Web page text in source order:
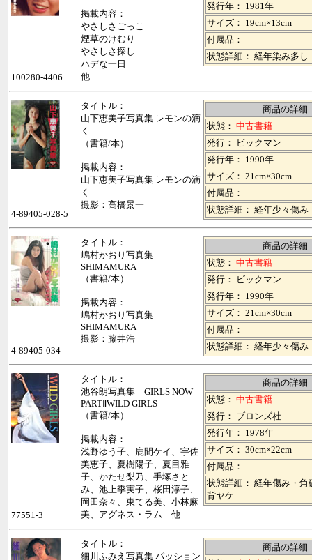
掲載内容：
やさしさごっこ
煙草のけむり
やさしさ探し
ハデな一日
他
発行年： 1981年
サイズ： 19cm×13cm
付属品：
状態詳細： 経年染み多し
100280-4406
タイトル：
山下恵美子写真集 レモンの滴
く
（書籍/本）
掲載内容：
山下恵美子写真集 レモンの滴
く
撮影：高橋景一
商品の詳細
状態： 中古書籍
発行： ビックマン
発行年： 1990年
サイズ： 21cm×30cm
付属品：
状態詳細： 経年少々傷み
4-89405-028-5
タイトル：
嶋村かおり写真集
SHIMAMURA
（書籍/本）
掲載内容：
嶋村かおり写真集
SHIMAMURA
撮影：藤井浩
商品の詳細
状態： 中古書籍
発行： ビックマン
発行年： 1990年
サイズ： 21cm×30cm
付属品：
状態詳細： 経年少々傷み
4-89405-034
タイトル：
池谷朗写真集 GIRLS NOW
PARTⅡWILD GIRLS
（書籍/本）
掲載内容：
浅野ゆう子、鹿間ケイ、宇佐
美恵子、夏樹陽子、夏目雅
子、かたせ梨乃、手塚さと
み、池上季実子、桜田淳子、
岡田奈々、東てる美、小林麻
美、アグネス・ラム…他
商品の詳細
状態： 中古書籍
発行： ブロンズ社
発行年： 1978年
サイズ： 30cm×22cm
付属品：
状態詳細： 経年傷み・角
背ヤケ
77551-3
タイトル：
細川ふみえ写真集 パッション
商品の詳細